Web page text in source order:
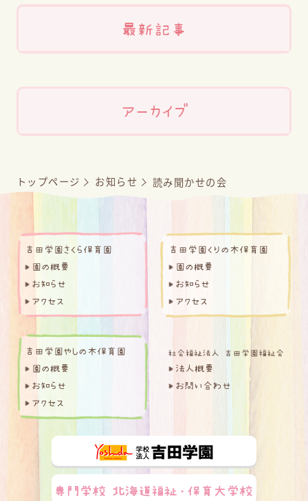
最新記事
アーカイブ
トップページ お知らせ 読み聞かせの会
吉田学園さくら保育園
園の概要
お知らせ
アクセス
吉田学園くりの木保育園
園の概要
お知らせ
アクセス
吉田学園やしの木保育園
園の概要
お知らせ
アクセス
法人概要
お問い合わせ